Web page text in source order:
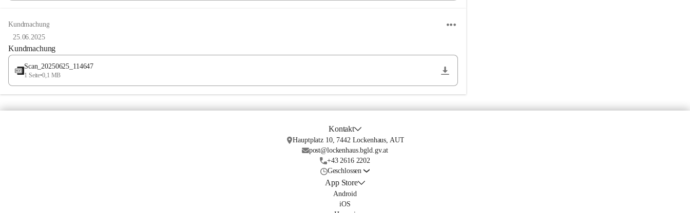
Kundmachung
25.06.2025
Kundmachung
Scan_20250625_114647
1 Seite•0,1 MB
Kontakt
Hauptplatz 10, 7442 Lockenhaus, AUT
post@lockenhaus.bgld.gv.at
+43 2616 2202
Geschlossen
App Store
Android
iOS